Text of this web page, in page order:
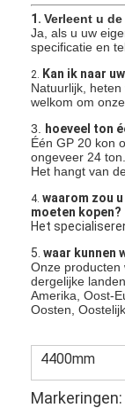
1.Verleent u
Ja, als u uw
specificatie en
2. Kan ik naar
Natuurlijk,
welkom om
3.
hoeveel ton
Één GP 20 kon
ongeveer 24 ton.
Het hangt van
4.waarom zou
moeten kopen?
Het
5.waar kunnen
Onze producten
dergelijke
Amerika, Oost-
Oosten,
4400mm
Markeringen: